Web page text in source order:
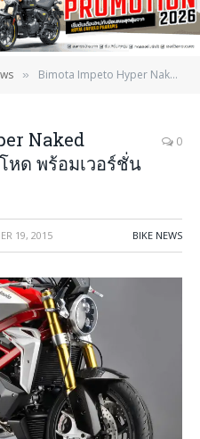
» Bimota Impeto Hyper Naked SuperCharged พันธุ์โหด พร้อมเวอร์ชั่น Supercharged
Naked
หด พร้อมเวอร์ชั่น
0
19, 2015 BIKE NEWS